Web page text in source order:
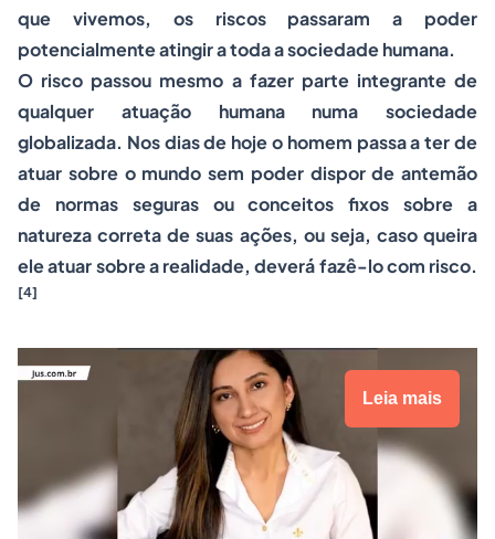
que vivemos, os riscos passaram a poder
potencialmente atingir a toda a sociedade humana.
O risco passou mesmo a fazer parte integrante de
qualquer atuação humana numa sociedade
globalizada. Nos dias de hoje o homem passa a ter de
atuar sobre o mundo sem poder dispor de antemão
de normas seguras ou conceitos fixos sobre a
natureza correta de suas ações, ou seja, caso queira
ele atuar sobre a realidade, deverá fazê-lo com risco.
[4]
Leia mais